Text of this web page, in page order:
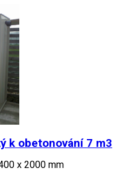
k obetonování 7 m3
x 2000 mm